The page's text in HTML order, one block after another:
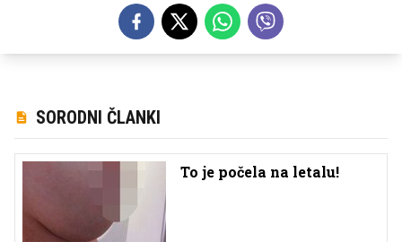
SORODNI ČLANKI
To je počela na letalu!